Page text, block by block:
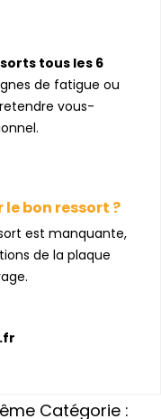
tous les 6
de fatigue ou
vous-
bon ressort ?
est manquante,
de la plaque
Catégorie :